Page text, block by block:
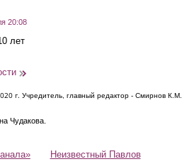
20:08
лет
г. Учредитель, главный редактор - Смирнов К.М.
Чудакова.
Неизвестный Павлов